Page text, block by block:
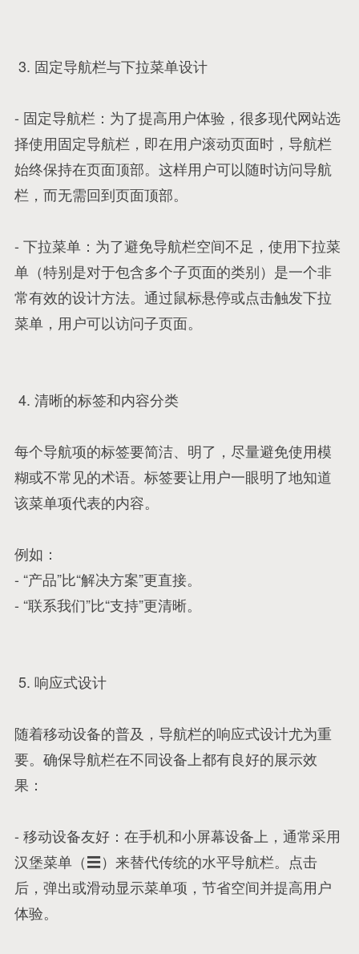
3. 固定导航栏与下拉菜单设计
- 固定导航栏：为了提高用户体验，很多现代网站选
择使用固定导航栏，即在用户滚动页面时，导航栏
始终保持在页面顶部。这样用户可以随时访问导航
栏，而无需回到页面顶部。
- 下拉菜单：为了避免导航栏空间不足，使用下拉菜
单（特别是对于包含多个子页面的类别）是一个非
常有效的设计方法。通过鼠标悬停或点击触发下拉
菜单，用户可以访问子页面。
4. 清晰的标签和内容分类
每个导航项的标签要简洁、明了，尽量避免使用模
糊或不常见的术语。标签要让用户一眼明了地知道
该菜单项代表的内容。
例如：
- “产品”比“解决方案”更直接。
- “联系我们”比“支持”更清晰。
5. 响应式设计
随着移动设备的普及，导航栏的响应式设计尤为重
要。确保导航栏在不同设备上都有良好的展示效
果：
- 移动设备友好：在手机和小屏幕设备上，通常采用
汉堡菜单（☰）来替代传统的水平导航栏。点击
后，弹出或滑动显示菜单项，节省空间并提高用户
体验。